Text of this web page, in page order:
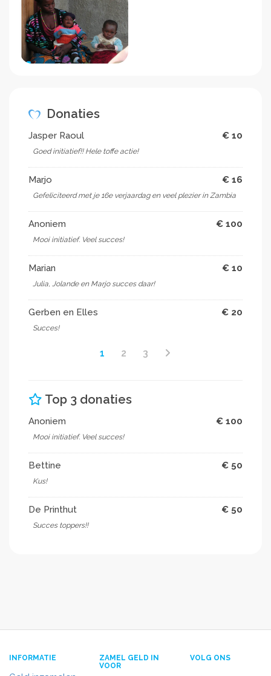
Donaties
Jasper Raoul € 10
Goed initiatief!! Hele toffe actie!
Marjo € 16
Gefeliciteerd met je 16e verjaardag en veel plezier in Zambia
Anoniem € 100
Mooi initiatief. Veel succes!
Marian € 10
Julia, Jolande en Marjo succes daar!
Gerben en Elles € 20
Succes!
1 2 3
Top 3 donaties
Anoniem € 100
Mooi initiatief. Veel succes!
Bettine € 50
Kus!
De Printhut € 50
Succes toppers!!
INFORMATIE
ZAMEL GELD IN
VOOR
VOLG ONS